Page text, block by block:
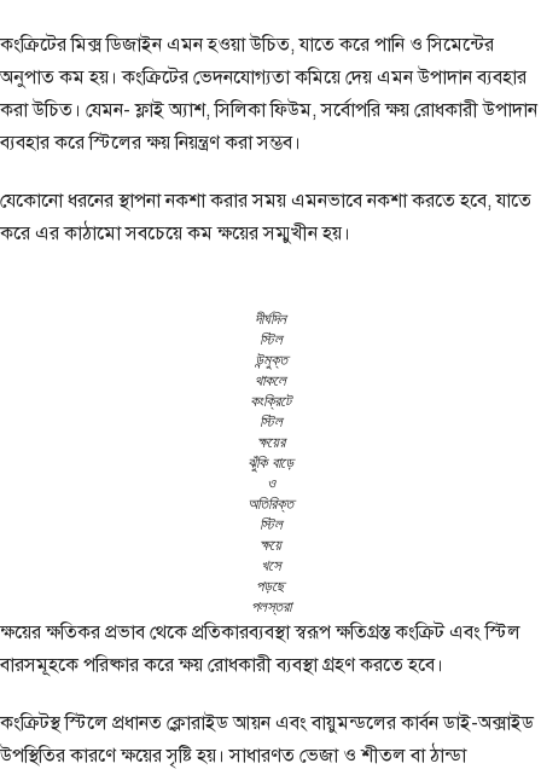
কংক্রিটের মিক্স ডিজাইন এমন হওয়া উচিত, যাতে করে পানি ও সিমেন্টের
অনুপাত কম হয়। কংক্রিটের ভেদনযোগ্যতা কমিয়ে দেয় এমন উপাদান ব্যবহার
করা উচিত। যেমন- ফ্লাই অ্যাশ, সিলিকা ফিউম, সর্বোপরি ক্ষয় রোধকারী উপাদান
ব্যবহার করে স্টিলের ক্ষয় নিয়ন্ত্রণ করা সম্ভব।
যেকোনো ধরনের স্থাপনা নকশা করার সময় এমনভাবে নকশা করতে হবে, যাতে
করে এর কাঠামো সবচেয়ে কম ক্ষয়ের সম্মুখীন হয়।
দী‍র্ঘদিন
স্টিল
উন্মুক্ত
থাকলে
কংক্রিটে
স্টিল
ক্ষয়ের
ঝুঁকি বাড়ে
ও
অতিরিক্ত
স্টিল
ক্ষয়ে
খসে
পড়ছে
পলস্তরা
ক্ষয়ের ক্ষতিকর প্রভাব থেকে প্রতিকারব্যবস্থা স্বরূপ ক্ষতিগ্রস্ত কংক্রিট এবং স্টিল
বারসমূহকে পরিষ্কার করে ক্ষয় রোধকারী ব্যবস্থা গ্রহণ করতে হবে।
কংক্রিটস্থ স্টিলে প্রধানত ক্লোরাইড আয়ন এবং বায়ুমন্ডলের কার্বন ডাই-অক্সাইড
উপস্থিতির কারণে ক্ষয়ের সৃষ্টি হয়। সাধারণত ভেজা ও শীতল বা ঠান্ডা